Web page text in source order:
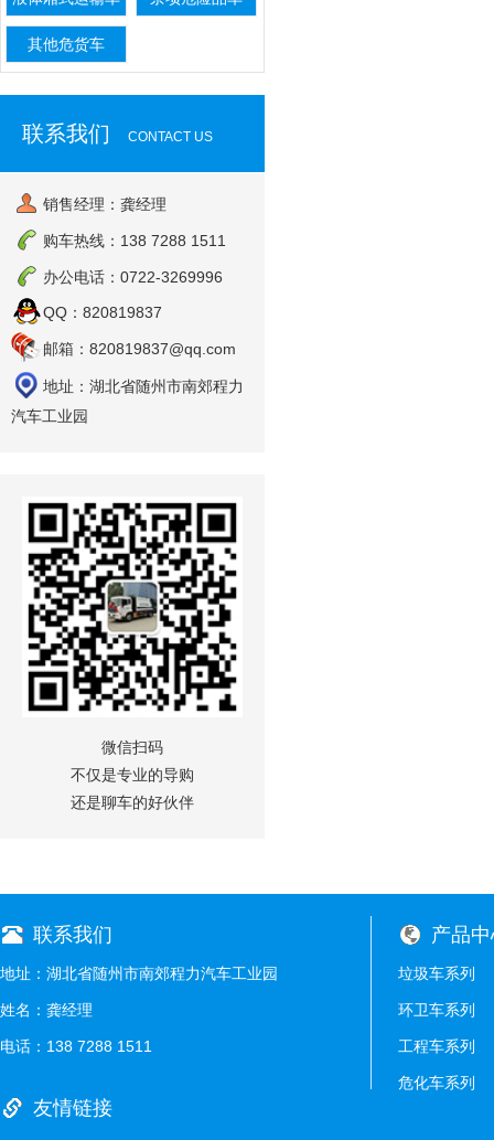
其他危货车
联系我们 CONTACT US
销售经理：龚经理
购车热线：138 7288 1511
办公电话：0722-3269996
QQ：820819837
邮箱：820819837@qq.com
地址：湖北省随州市南郊程力
汽车工业园
微信扫码
不仅是专业的导购
还是聊车的好伙伴
联系我们
地址：湖北省随州市南郊程力汽车工业园
姓名：龚经理
电话：138 7288 1511
产品
垃圾车系列
环卫车系列
工程车系列
危化车系列
友情链接